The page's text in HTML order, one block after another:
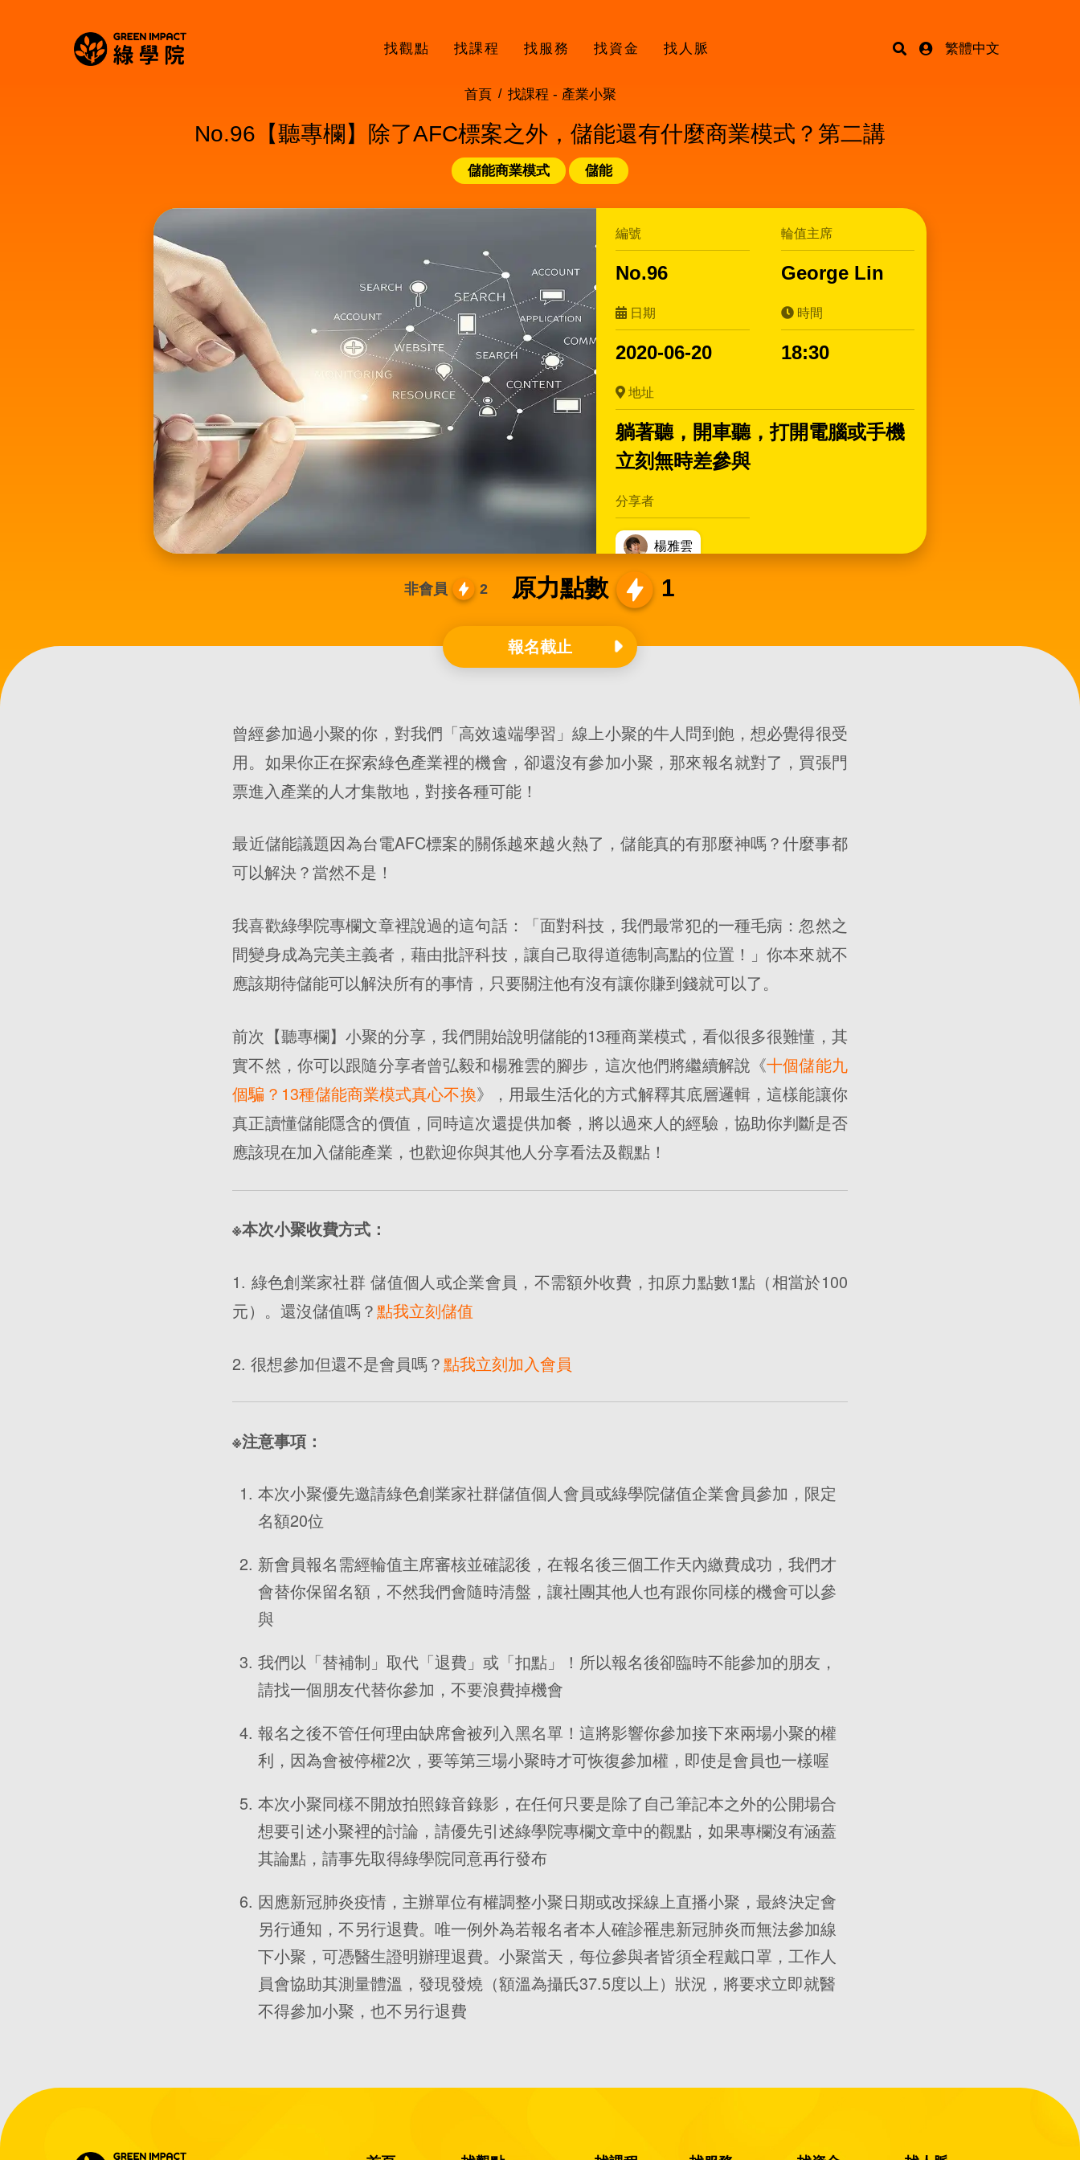
找觀點 找課程 找服務 找資金 找人脈 繁體中文
首頁 找課程 - 產業小聚
No.96【聽專欄】除了AFC標案之外，儲能還有什麼商業模式？第二講
儲能商業模式 儲能
編號
No.96
輪值主席
George Lin
日期
2020-06-20
時間
18:30
地址
躺著聽，開車聽，打開電腦或手機
立刻無時差參與
分享者
楊雅雲
曾弘毅
非會員 2 原力點數 1
報名截止
曾經參加過小聚的你，對我們「高效遠端學習」線上小聚的牛人問到飽，想必覺得很受
用。如果你正在探索綠色產業裡的機會，卻還沒有參加小聚，那來報名就對了，買張門
票進入產業的人才集散地，對接各種可能！
最近儲能議題因為台電AFC標案的關係越來越火熱了，儲能真的有那麼神嗎？什麼事都
可以解決？當然不是！
我喜歡綠學院專欄文章裡說過的這句話：「面對科技，我們最常犯的一種毛病：忽然之
間變身成為完美主義者，藉由批評科技，讓自己取得道德制高點的位置！」你本來就不
應該期待儲能可以解決所有的事情，只要關注他有沒有讓你賺到錢就可以了。
前次【聽專欄】小聚的分享，我們開始說明儲能的13種商業模式，看似很多很難懂，其
實不然，你可以跟隨分享者曾弘毅和楊雅雲的腳步，這次他們將繼續解說《十個儲能九
個騙？13種儲能商業模式真心不換》，用最生活化的方式解釋其底層邏輯，這樣能讓你
真正讀懂儲能隱含的價值，同時這次還提供加餐，將以過來人的經驗，協助你判斷是否
應該現在加入儲能產業，也歡迎你與其他人分享看法及觀點！
※本次小聚收費方式：
1. 綠色創業家社群 儲值個人或企業會員，不需額外收費，扣原力點數1點（相當於100
元）。還沒儲值嗎？點我立刻儲值
2. 很想參加但還不是會員嗎？點我立刻加入會員
※注意事項：
本次小聚優先邀請綠色創業家社群儲值個人會員或綠學院儲值企業會員參加，限定
名額20位
新會員報名需經輪值主席審核並確認後，在報名後三個工作天內繳費成功，我們才
會替你保留名額，不然我們會隨時清盤，讓社團其他人也有跟你同樣的機會可以參
與
我們以「替補制」取代「退費」或「扣點」！所以報名後卻臨時不能參加的朋友，
請找一個朋友代替你參加，不要浪費掉機會
報名之後不管任何理由缺席會被列入黑名單！這將影響你參加接下來兩場小聚的權
利，因為會被停權2次，要等第三場小聚時才可恢復參加權，即使是會員也一樣喔
本次小聚同樣不開放拍照錄音錄影，在任何只要是除了自己筆記本之外的公開場合
想要引述小聚裡的討論，請優先引述綠學院專欄文章中的觀點，如果專欄沒有涵蓋
其論點，請事先取得綠學院同意再行發布
因應新冠肺炎疫情，主辦單位有權調整小聚日期或改採線上直播小聚，最終決定會
另行通知，不另行退費。唯一例外為若報名者本人確診罹患新冠肺炎而無法參加線
下小聚，可憑醫生證明辦理退費。小聚當天，每位參與者皆須全程戴口罩，工作人
員會協助其測量體溫，發現發燒（額溫為攝氏37.5度以上）狀況，將要求立即就醫
不得參加小聚，也不另行退費